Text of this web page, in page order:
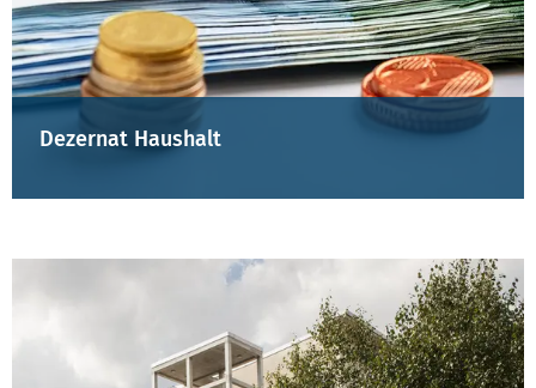
Dezernat Haushalt